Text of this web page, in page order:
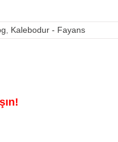
, Kalebodur - Fayans